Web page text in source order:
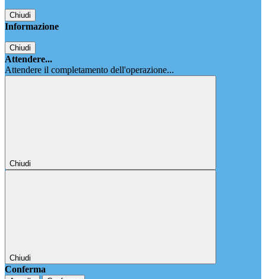
Chiudi
Informazione
Chiudi
Attendere...
Attendere il completamento dell'operazione...
Chiudi
Chiudi
Conferma